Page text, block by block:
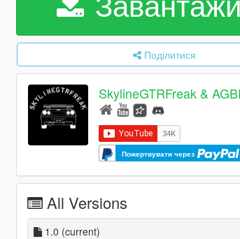
Поділитися
SkylineGTRFreak &
Пожертвувати через
All Versions
1.0 (current)